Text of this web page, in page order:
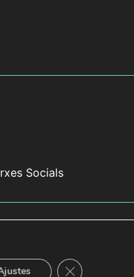
Socials
Tanca el